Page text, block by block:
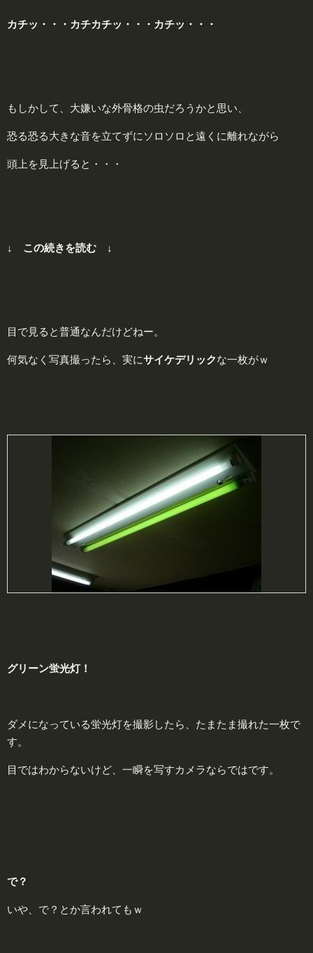
カチッ・・・カチカチッ・・・カチッ・・・
もしかして、大嫌いな外骨格の虫だろうかと思い、
恐る恐る大きな音を立てずにソロソロと遠くに離れながら
頭上を見上げると・・・
↓ この続きを読む ↓
目で見ると普通なんだけどねー。
何気なく写真撮ったら、実にサイケデリ ックな一枚がｗ
グリーン蛍光灯！
ダメになっている蛍光灯を撮影したら、たまたま撮れた一枚で
す。
目ではわからないけど、一瞬を写すカメラならではです。
で？
いや、で？とか言われてもｗ